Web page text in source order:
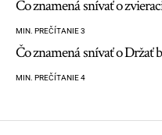
Čo znamená snívať o
MIN. PREČÍTANIE 3
Čo znamená snívať o Držať
MIN. PREČÍTANIE 4